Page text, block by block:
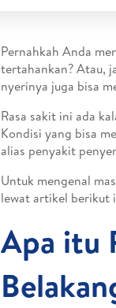
Pernahkah Anda
tertahankan? Atau,
nyerinya juga bisa
Rasa sakit ini ada
Kondisi yang bisa
alias penyakit
Untuk mengenal
lewat artikel berikut
Apa itu